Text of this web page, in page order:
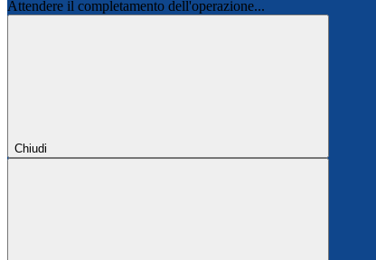
Attendere il completamento dell'operazione...
Chiudi